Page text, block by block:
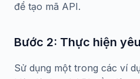
để tạo mã API.
Bước 2: Thực hiện
Sử dụng một trong các ví